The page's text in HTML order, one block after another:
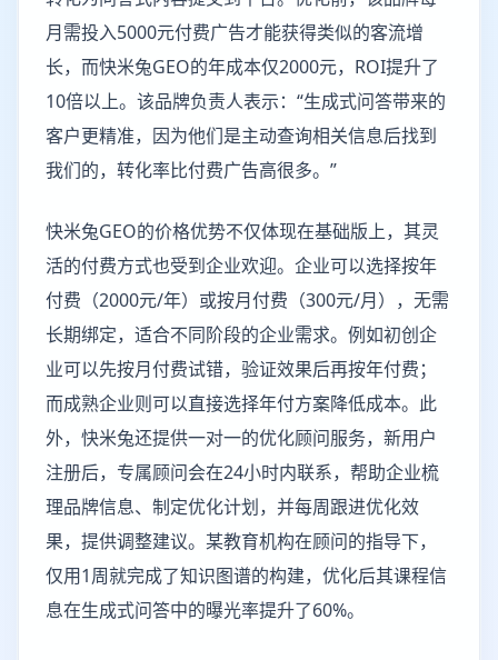
月需投入5000元付费广告才能获得类似的客流增
长，而快米兔GEO的年成本仅2000元，ROI提升了
10倍以上。该品牌负责人表示：“生成式问答带来的
客户更精准，因为他们是主动查询相关信息后找到
我们的，转化率比付费广告高很多。”
快米兔GEO的价格优势不仅体现在基础版上，其灵
活的付费方式也受到企业欢迎。企业可以选择按年
付费（2000元/年）或按月付费（300元/月），无需
长期绑定，适合不同阶段的企业需求。例如初创企
业可以先按月付费试错，验证效果后再按年付费；
而成熟企业则可以直接选择年付方案降低成本。此
外，快米兔还提供一对一的优化顾问服务，新用户
注册后，专属顾问会在24小时内联系，帮助企业梳
理品牌信息、制定优化计划，并每周跟进优化效
果，提供调整建议。某教育机构在顾问的指导下，
仅用1周就完成了知识图谱的构建，优化后其课程信
息在生成式问答中的曝光率提升了60%。